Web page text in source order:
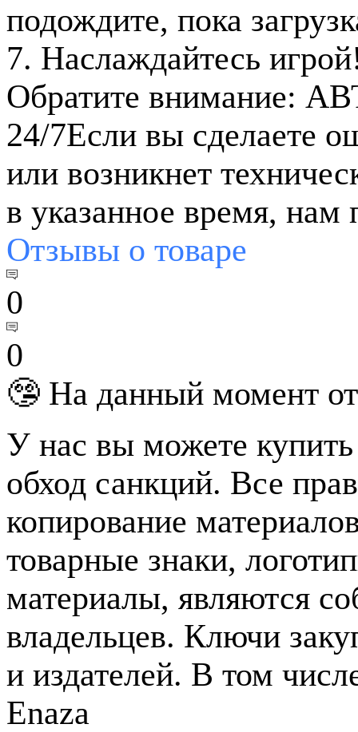
подождите, пока
7. Наслаждайтесь
Обратите внимание:
24/7Если вы сделаете
или возникнет
в указанное время, нам
Отзывы о товаре
0
0
🤥 На данный момент
У нас вы можете
обход санкций. Все
копирование
товарные знаки,
материалы, являются
владельцев. Ключи
и издателей. В том
Enaza